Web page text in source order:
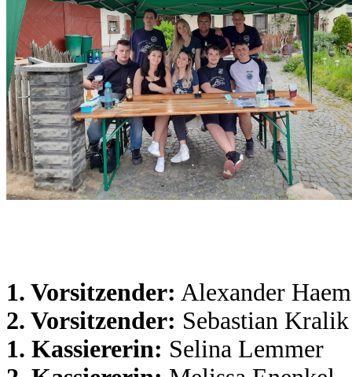
1. Vorsitzender: Alexander
2. Vorsitzender: Sebastian Kralik
1. Kassiererin: Selina Lemmer